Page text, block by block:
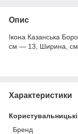
Опис
Ікона Казанська
см — 13, Ширина,
Характеристики
Бренд